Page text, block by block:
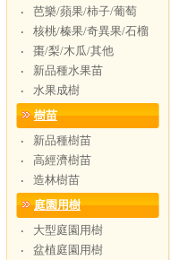
‧
芭樂/蘋果/柿子/葡萄
‧
核桃/榛果/奇異果/石榴
‧
棗/梨/木瓜/其他
‧
新品種水果苗
‧
水果成樹
樹苗
‧
新品種樹苗
‧
高經濟樹苗
‧
造林樹苗
庭園用樹
‧
大型庭園用樹
‧
盆植庭園用樹